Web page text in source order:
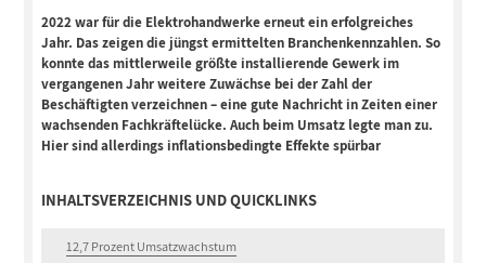
2022 war für die Elektrohandwerke erneut ein erfolgreiches
Jahr. Das zeigen die jüngst ermittelten Branchenkennzahlen. So
konnte das mittlerweile größte installierende Gewerk im
vergangenen Jahr weitere Zuwächse bei der Zahl der
Beschäftigten verzeichnen – eine gute Nachricht in Zeiten einer
wachsenden Fachkräftelücke. Auch beim Umsatz legte man zu.
Hier sind allerdings inflationsbedingte Effekte spürbar
INHALTSVERZEICHNIS UND QUICKLINKS
12,7 Prozent Umsatzwachstum